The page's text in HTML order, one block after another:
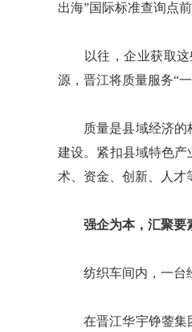
出海”国际标准查询点
以往，企业获取这
源，晋江将质量服务“
质量是县域经济的核
建设。紧扣县域特色产
术、资金、创新、人才
强企为本，汇聚要
纺织车间内，一台经
在晋江华宇铮蓥集团